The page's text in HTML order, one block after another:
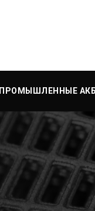
ПРОМЫШЛЕННЫЕ АКБ